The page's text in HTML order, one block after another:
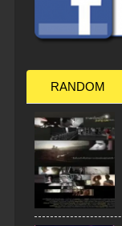
RANDOM